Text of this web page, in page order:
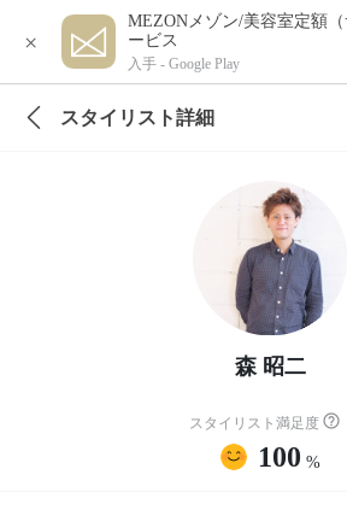
×
MEZONメゾン/美容室定額
ービス
入手 - Google Play
スタイリスト詳細
森 昭二
スタイリスト満足度
100 %